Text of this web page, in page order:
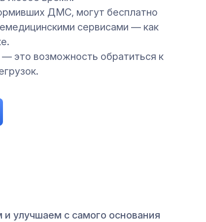
ДМС, могут бесплатно
сервисами — как
это возможность обратиться к
улучшаем с самого основания